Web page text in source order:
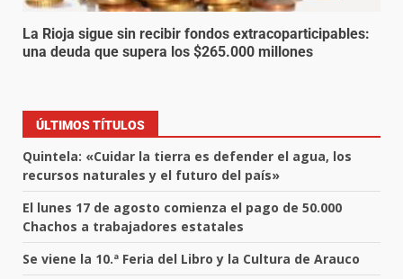
La Rioja sigue sin recibir fondos extracoparticipables:
una deuda que supera los $265.000 millones
ÚLTIMOS TÍTULOS
Quintela: «Cuidar la tierra es defender el agua, los
recursos naturales y el futuro del país»
El lunes 17 de agosto comienza el pago de 50.000
Chachos a trabajadores estatales
Se viene la 10.ª Feria del Libro y la Cultura de Arauco